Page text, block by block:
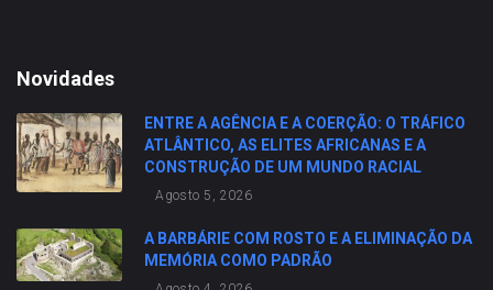
Novidades
ENTRE A AGÊNCIA E A COERÇÃO: O TRÁFICO
ATLÂNTICO, AS ELITES AFRICANAS E A
CONSTRUÇÃO DE UM MUNDO RACIAL
Agosto 5, 2026
A BARBÁRIE COM ROSTO E A ELIMINAÇÃO DA
MEMÓRIA COMO PADRÃO